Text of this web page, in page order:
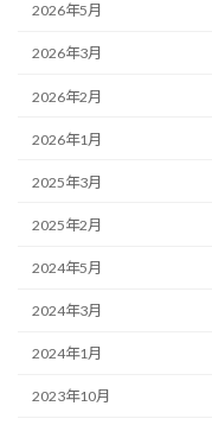
2026年5月
2026年3月
2026年2月
2026年1月
2025年3月
2025年2月
2024年5月
2024年3月
2024年1月
2023年10月